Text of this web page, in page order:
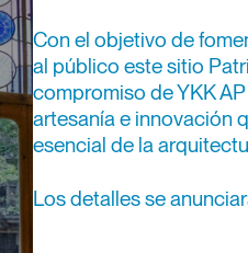
Con el objetivo de
al público este sitio
compromiso de YKK
artesanía e innovación
esencial de la
Los detalles se